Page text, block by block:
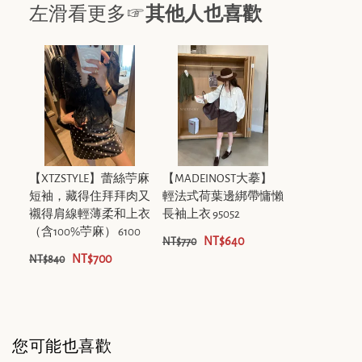
左滑看更多☞其他人也喜歡
【XTZSTYLE】蕾絲苧麻
短袖，藏得住拜拜肉又
襯得肩線輕薄柔和上衣
（含100%苧麻） 6100
NT$840 NT$700
【MADEINOST大摹】
輕法式荷葉邊綁帶慵懶
長袖上衣 95052
NT$770 NT$640
您可能也喜歡